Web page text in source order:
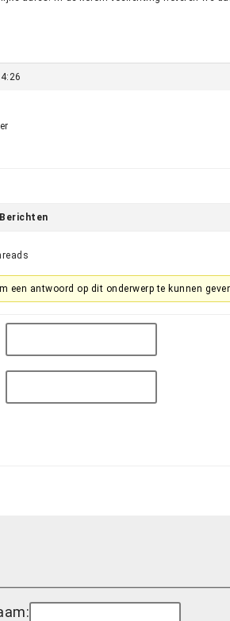
Berichten
een antwoord op dit onderwerp te kunnen